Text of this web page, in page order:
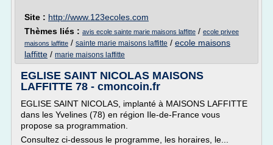
Site : http://www.123ecoles.com
Thèmes liés : avis ecole sainte marie maisons laffitte / ecole privee
maisons laffitte / sainte marie maisons laffitte / ecole maisons
laffitte / marie maisons laffitte
EGLISE SAINT NICOLAS MAISONS
LAFFITTE 78 - cmoncoin.fr
EGLISE SAINT NICOLAS, implanté à MAISONS LAFFITTE
dans les Yvelines (78) en région Ile-de-France vous
propose sa programmation.
Consultez ci-dessous le programme, les horaires, le...